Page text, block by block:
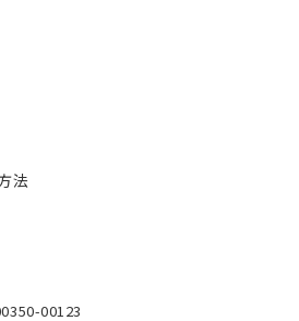
法
00123